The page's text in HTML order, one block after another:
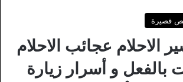
قصيرة
عجائب الاحلام
بالفعل و أسرار زيارة